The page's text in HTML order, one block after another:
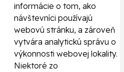
informácie o tom, ako
návštevníci používajú
webovú stránku, a zároveň
vytvára analytickú správu o
výkonnosti webovej lokality.
Niektoré zo